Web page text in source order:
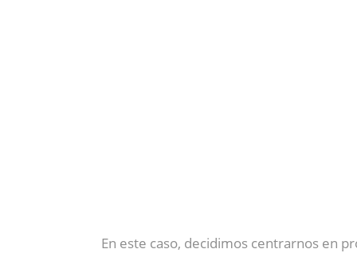
En este caso, decidimos centrarnos en